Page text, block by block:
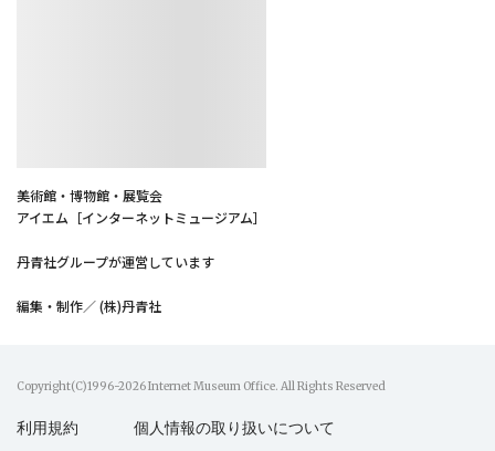
美術館・博物館・展覧会
アイエム［インターネットミュージアム］
丹青社グループが運営しています
編集・制作／ (株)丹青社
Copyright(C)1996-2026 Internet Museum Office. All Rights Reserved
利用規約 個人情報の取り扱いについて